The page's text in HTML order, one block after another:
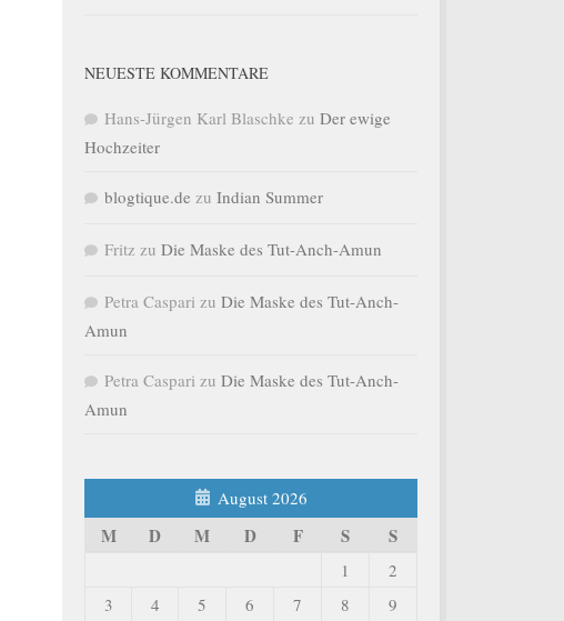
NEUESTE KOMMENTARE
Hans-Jürgen Karl Blaschke zu Der ewige
Hochzeiter
blogtique.de zu Indian Summer
Fritz zu Die Maske des Tut-Anch-Amun
Petra Caspari zu Die Maske des Tut-Anch-
Amun
Petra Caspari zu Die Maske des Tut-Anch-
Amun
August 2026
M D M D F S S
1
2
3
4 5 6 7 8
9